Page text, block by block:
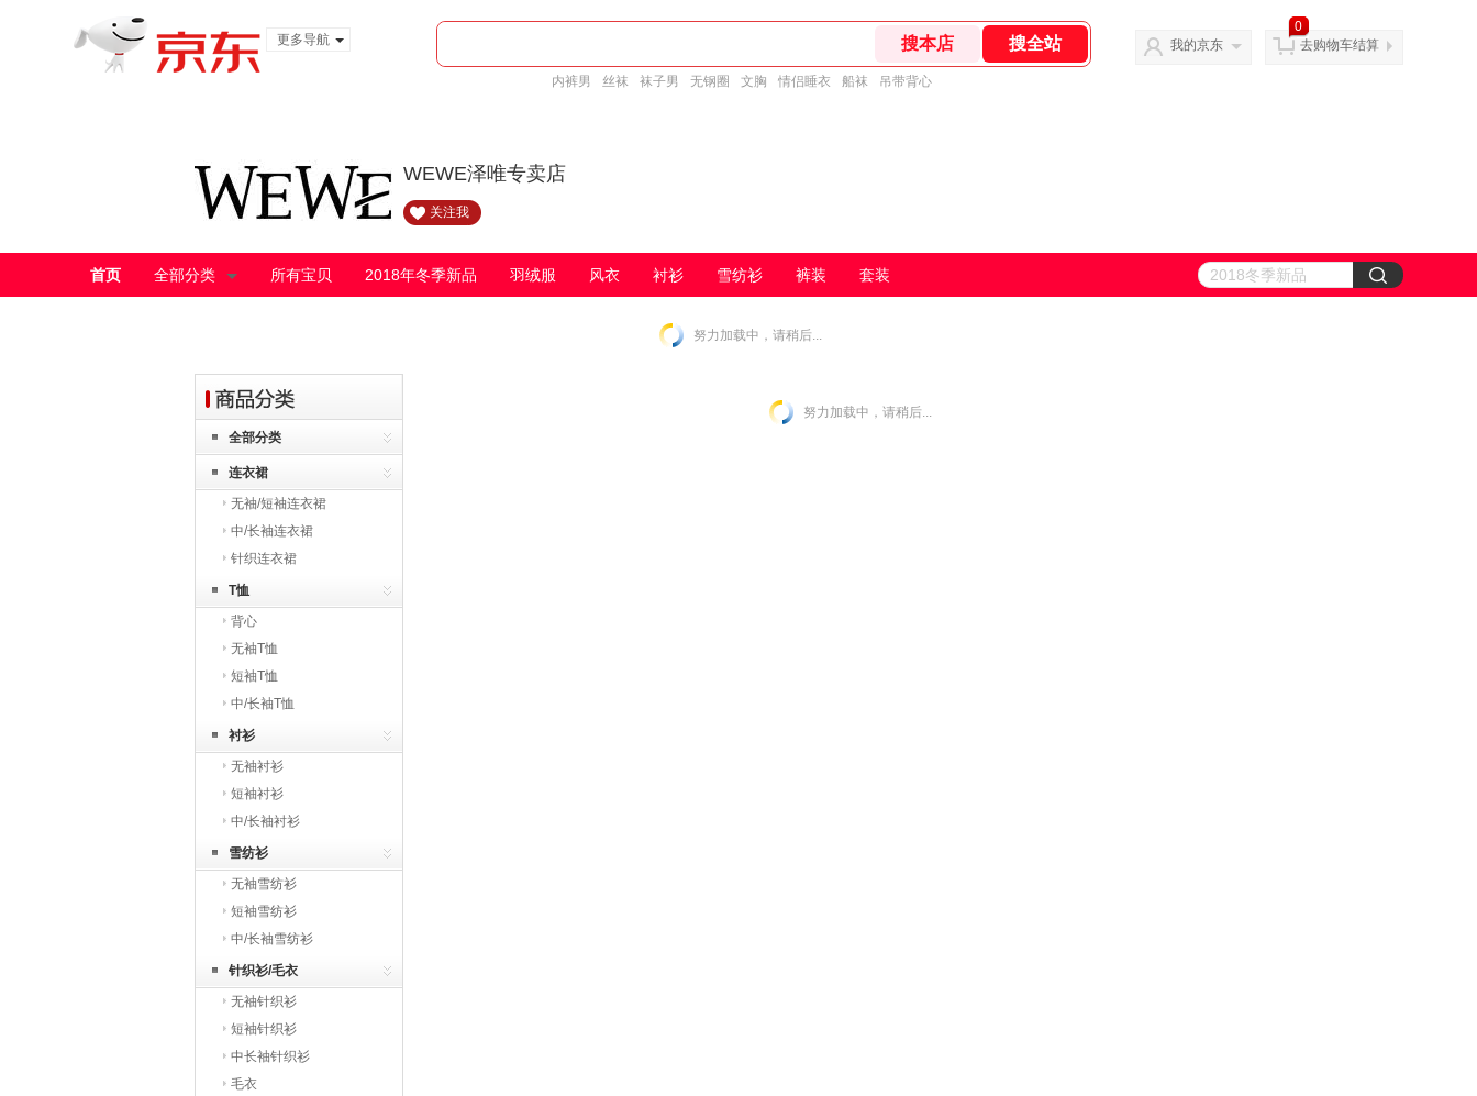
更多导航
内裤男 丝袜 袜子男 无钢圈 文胸 情侣睡衣 船袜 吊带背心
我的京东
0
去购物车结算
WEWE泽唯专卖店
关注我
首页 全部分类 所有宝贝 2018年冬季新品 羽绒服 风衣 衬衫 雪纺衫 裤装 套装
努力加载中，请稍后...
全部分类
连衣裙
无袖/短袖连衣裙
中/长袖连衣裙
针织连衣裙
T恤
背心
无袖T恤
短袖T恤
中/长袖T恤
衬衫
无袖衬衫
短袖衬衫
中/长袖衬衫
雪纺衫
无袖雪纺衫
短袖雪纺衫
中/长袖雪纺衫
针织衫/毛衣
无袖针织衫
短袖针织衫
中长袖针织衫
毛衣
努力加载中，请稍后...